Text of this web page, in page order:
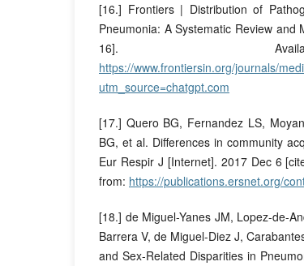
[16.] Frontiers | Distribution of
Pneumonia: A Systematic Review
16].
https://www.frontiersin.org/journals/
utm_source=chatgpt.com
[17.] Quero BG, Fernandez LS,
BG, et al. Differences in community
Eur Respir J [Internet]. 2017 Dec 6
from: https://publications.ersnet.org/
[18.] de Miguel-Yanes JM, Lopez-de-
Barrera V, de Miguel-Diez J,
and Sex-Related Disparities in